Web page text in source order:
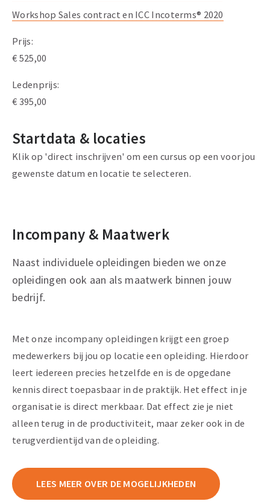
Workshop Sales contract en ICC Incoterms® 2020
Prijs:
€ 525,00
Ledenprijs:
€ 395,00
Startdata & locaties
Klik op 'direct inschrijven' om een cursus op een voor jou
gewenste datum en locatie te selecteren.
Incompany & Maatwerk
Naast individuele opleidingen bieden we onze
opleidingen ook aan als maatwerk binnen jouw
bedrijf.
Met onze incompany opleidingen krijgt een groep
medewerkers bij jou op locatie een opleiding. Hierdoor
leert iedereen precies hetzelfde en is de opgedane
kennis direct toepasbaar in de praktijk. Het effect in je
organisatie is direct merkbaar. Dat effect zie je niet
alleen terug in de productiviteit, maar zeker ook in de
terugverdientijd van de opleiding.
LEES MEER OVER DE MOGELIJKHEDEN